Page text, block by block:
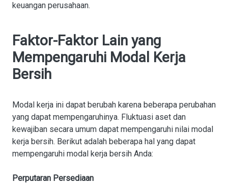
keuangan perusahaan.
Faktor-Faktor Lain yang
Mempengaruhi Modal Kerja
Bersih
Modal kerja ini dapat berubah karena beberapa perubahan
yang dapat mempengaruhinya. Fluktuasi aset dan
kewajiban secara umum dapat mempengaruhi nilai modal
kerja bersih. Berikut adalah beberapa hal yang dapat
mempengaruhi modal kerja bersih Anda:
Perputaran Persediaan